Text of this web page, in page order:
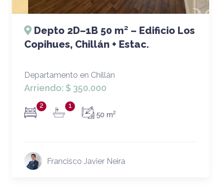
Depto 2D–1B 50 m² – Edificio Los
Copihues, Chillán + Estac.
Departamento en Chillán
Arriendo: $ 350.000
2 1
50 m2
Francisco Javier Neira